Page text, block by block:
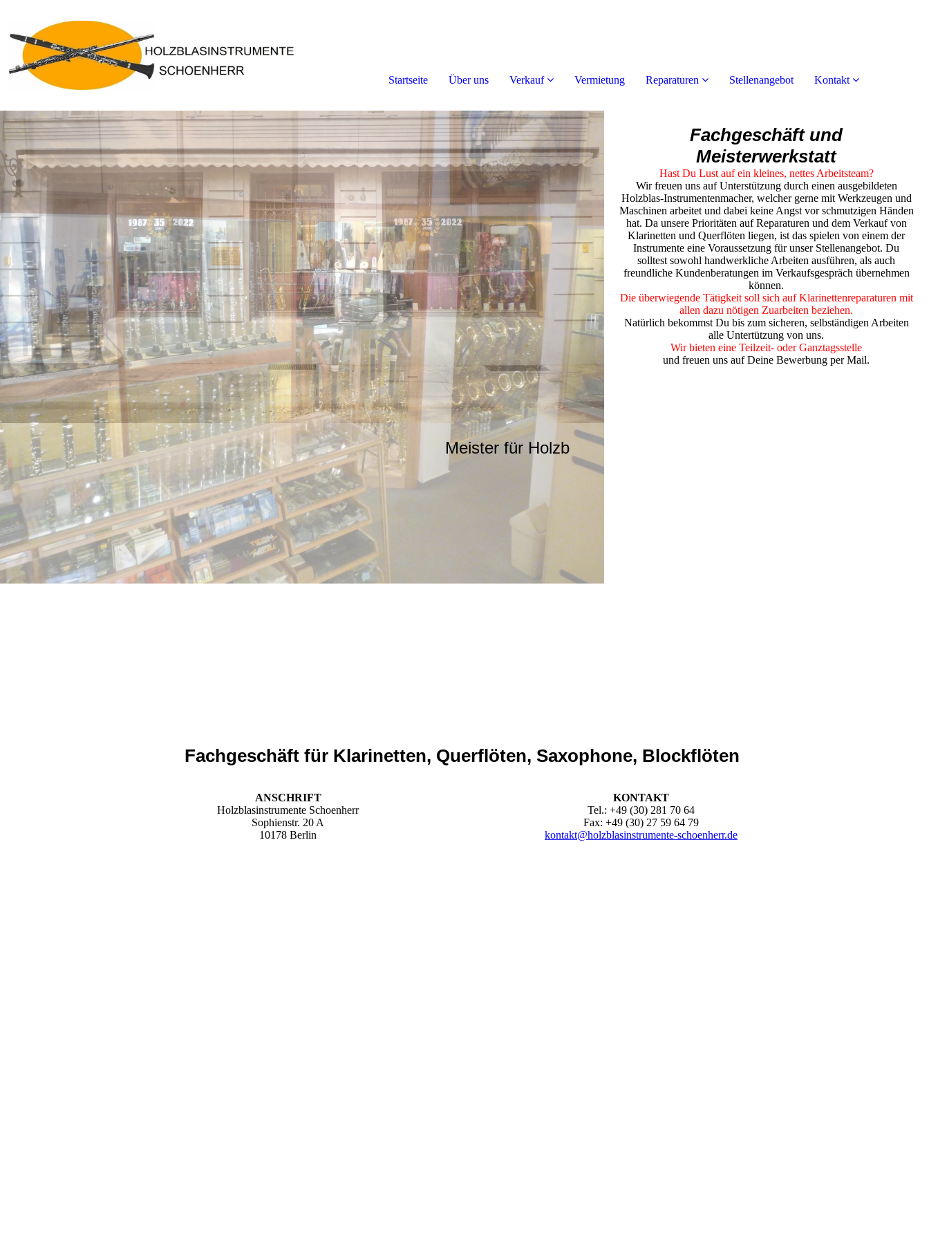
Startseite Über uns Verkauf Vermietung Reparaturen Stellenangebot Kontakt
Meister für Holzb
Fachgeschäft und
Meisterwerkstatt
Hast Du Lust auf ein kleines, nettes Arbeitsteam?
Wir freuen uns auf Unterstützung durch einen ausgebildeten
Holzblas-Instrumentenmacher, welcher gerne mit Werkzeugen und
Maschinen arbeitet und dabei keine Angst vor schmutzigen Händen
hat. Da unsere Prioritäten auf Reparaturen und dem Verkauf von
Klarinetten und Querflöten liegen, ist das spielen von einem der
Instrumente eine Voraussetzung für unser Stellenangebot. Du
solltest sowohl handwerkliche Arbeiten ausführen, als auch
freundliche Kundenberatungen im Verkaufsgespräch übernehmen
können.
Die überwiegende Tätigkeit soll sich auf Klarinettenreparaturen mit
allen dazu nötigen Zuarbeiten beziehen.
Natürlich bekommst Du bis zum sicheren, selbständigen Arbeiten
alle Untertützung von uns.
Wir bieten eine Teilzeit- oder Ganztagsstelle
und freuen uns auf Deine Bewerbung per Mail.
Fachgeschäft für Klarinetten, Querflöten, Saxophone, Blockflöten
ANSCHRIFT
Holzblasinstrumente Schoenherr
Sophienstr. 20 A
10178 Berlin
KONTAKT
Tel.: +49 (30) 281 70 64
Fax: +49 (30) 27 59 64 79
kontakt@holzblasinstrumente-schoenherr.de